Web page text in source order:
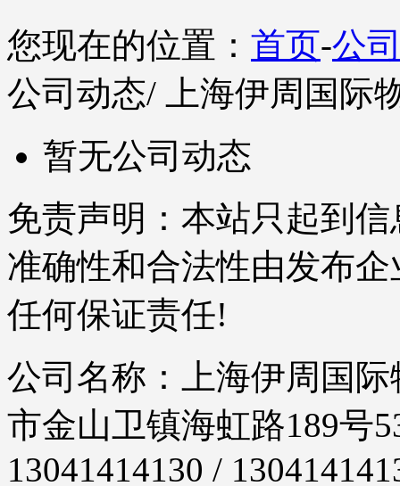
您现在的位置： 首页-公
公司动态/ 上海伊周国际
暂无公司动态
免责声明：本站只起到
准确性和合法性由发布
任何保证责任!
公司名称：上海伊周国
市金山卫镇海虹路189号
13041414130 /